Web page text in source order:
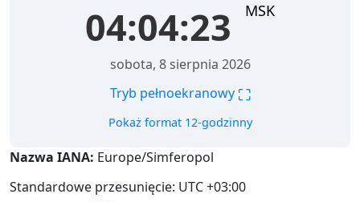
04:04:23 MSK
sobota, 8 sierpnia 2026
Tryb pełnoekranowy ⛶
Pokaż format 12-godzinny
Nazwa IANA: Europe/Simferopol
Standardowe przesunięcie: UTC +03:00